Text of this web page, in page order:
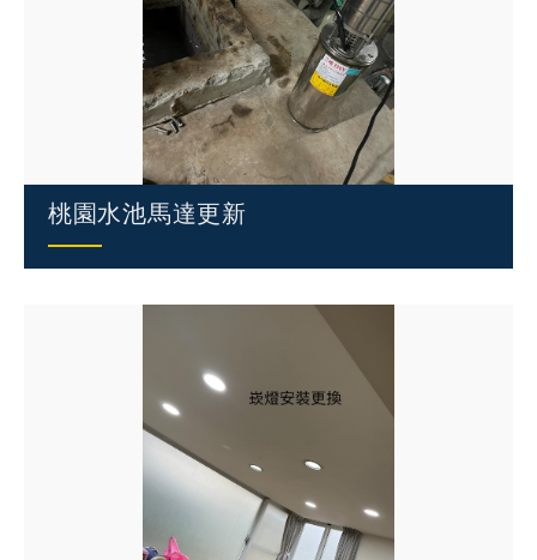
桃園水池馬達更新